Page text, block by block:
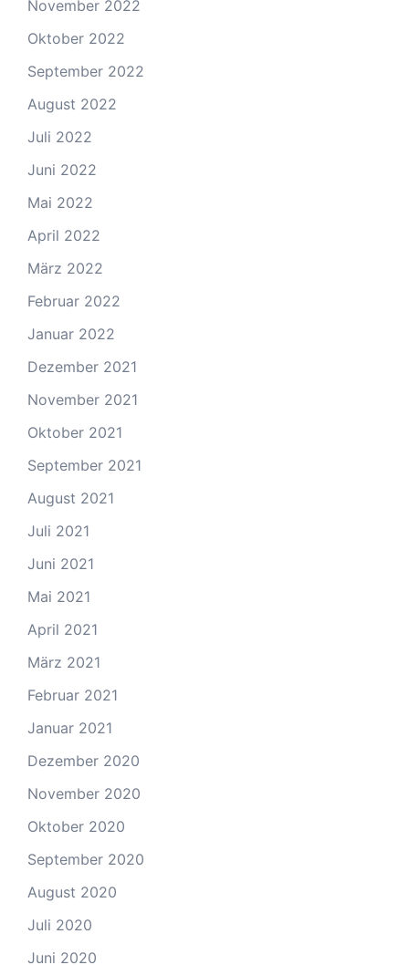
November 2022
Oktober 2022
September 2022
August 2022
Juli 2022
Juni 2022
Mai 2022
April 2022
März 2022
Februar 2022
Januar 2022
Dezember 2021
November 2021
Oktober 2021
September 2021
August 2021
Juli 2021
Juni 2021
Mai 2021
April 2021
März 2021
Februar 2021
Januar 2021
Dezember 2020
November 2020
Oktober 2020
September 2020
August 2020
Juli 2020
Juni 2020